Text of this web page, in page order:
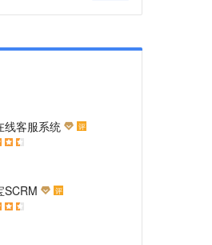
线客服系统 评
SCRM 评